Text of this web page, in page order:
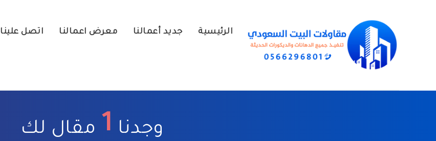
الرئيسية جديد أعمالنا معرض اعمالنا اتصل علينا
وجدنا 1 مقال لك